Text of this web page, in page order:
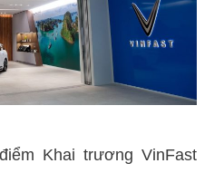
Khai trương VinFast